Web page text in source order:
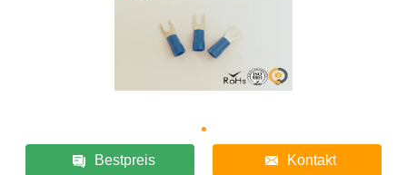
Bestpreis Kontakt